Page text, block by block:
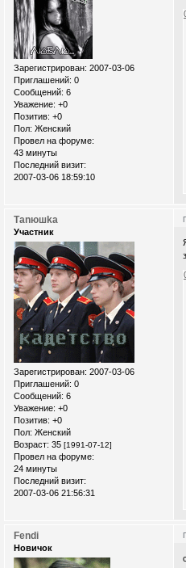
Зарегистрирован: 2007-03-06
Приглашений: 0
Сообщений: 6
Уважение: +0
Позитив: +0
Пол: Женский
Провел на форуме:
43 минуты
Последний визит:
2007-03-06 18:59:10
Таnюшka
Участник
Зарегистрирован: 2007-03-06
Приглашений: 0
Сообщений: 6
Уважение: +0
Позитив: +0
Пол: Женский
Возраст: 35 [1991-07-12]
Провел на форуме:
24 минуты
Последний визит:
2007-03-06 21:56:31
Fendi
Новичок